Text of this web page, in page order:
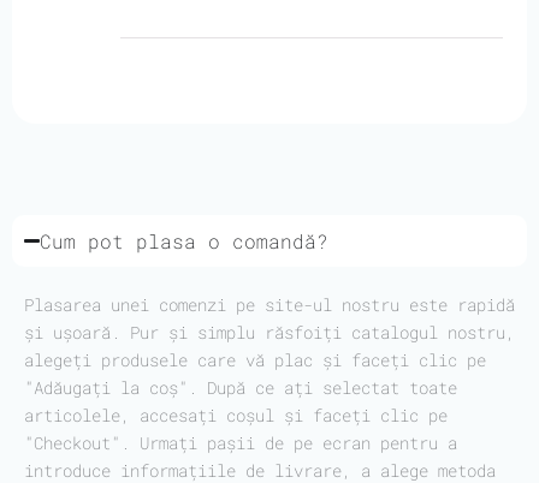
Cum pot plasa o comandă?
Plasarea unei comenzi pe site-ul nostru este rapidă
și ușoară. Pur și simplu răsfoiți catalogul nostru,
alegeți produsele care vă plac și faceți clic pe
"Adăugați la coș". După ce ați selectat toate
articolele, accesați coșul și faceți clic pe
"Checkout". Urmați pașii de pe ecran pentru a
introduce informațiile de livrare, a alege metoda